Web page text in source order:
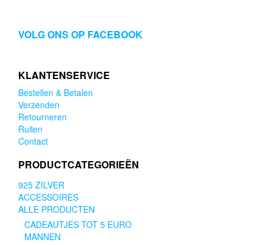
VOLG ONS OP FACEBOOK
KLANTENSERVICE
Bestellen & Betalen
Verzenden
Retourneren
Ruilen
Contact
PRODUCTCATEGORIEËN
925 ZILVER
ACCESSOIRES
ALLE PRODUCTEN
CADEAUTJES TOT 5 EURO
MANNEN